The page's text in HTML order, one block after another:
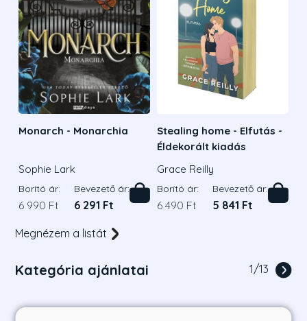
Monarch - Monarchia
Sophie Lark
Borító ár:
6 990 Ft
Bevezető ár:
6 291 Ft
Stealing home - Elfutás -
Éldekorált kiadás
Grace Reilly
Borító ár:
6 490 Ft
Bevezető ár:
5 841 Ft
Megnézem a listát
Kategória ajánlatai 1/13